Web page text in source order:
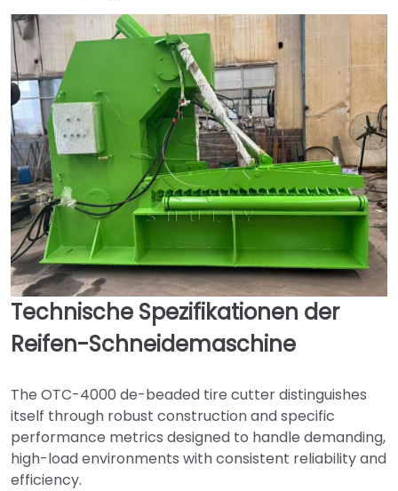
Technische Spezifikationen der
Reifen-Schneidemaschine
The OTC-4000 de-beaded tire cutter distinguishes
itself through robust construction and specific
performance metrics designed to handle demanding,
high-load environments with consistent reliability and
efficiency.